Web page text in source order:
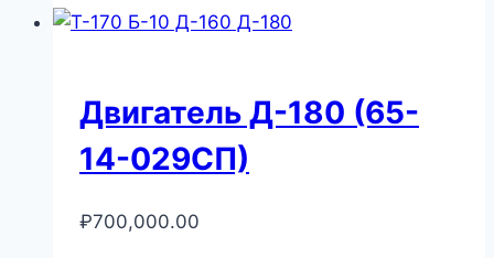
Двигатель Д-180 (65-
14-029СП)
₽700,000.00